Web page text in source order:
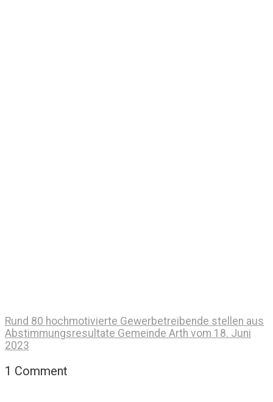
Rund 80 hochmotivierte Gewerbetreibende stellen aus
Abstimmungsresultate Gemeinde Arth vom 18. Juni
2023
1 Comment